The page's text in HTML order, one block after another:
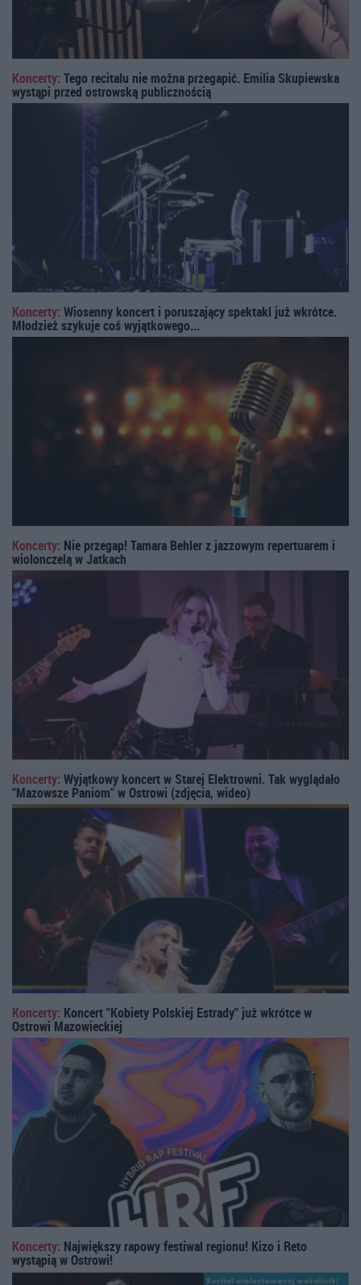
Koncerty: Tego recitalu nie można przegapić. Emilia Skupiewska
wystąpi przed ostrowską publicznością
Koncerty: Wiosenny koncert i poruszający spektakl już wkrótce.
Młodzież szykuje coś wyjątkowego...
Koncerty: Nie przegap! Tamara Behler z jazzowym repertuarem i
wiolonczelą w Jatkach
Koncerty: Wyjątkowy koncert w Starej Elektrowni. Tak wyglądało
"Mazowsze Paniom" w Ostrowi (zdjęcia, wideo)
Koncerty: Koncert "Kobiety Polskiej Estrady" już wkrótce w
Ostrowi Mazowieckiej
Koncerty: Największy rapowy festiwal regionu! Kizo i Reto
wystąpią w Ostrowi!